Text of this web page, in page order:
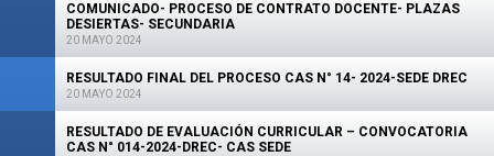
COMUNICADO- PROCESO DE CONTRATO DOCENTE- PLAZAS
DESIERTAS- SECUNDARIA
20 MAYO 2024
RESULTADO FINAL DEL PROCESO CAS N° 14- 2024-SEDE DREC
20 MAYO 2024
RESULTADO DE EVALUACIÓN CURRICULAR – CONVOCATORIA
CAS N° 014-2024-DREC- CAS SEDE